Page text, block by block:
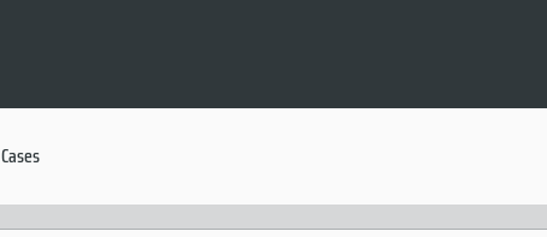
Cases